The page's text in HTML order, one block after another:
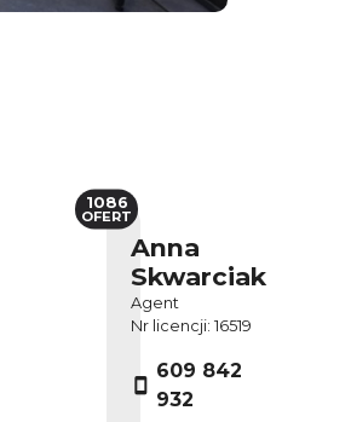
Anna
Skwarciak
Agent
Nr licencji: 16519
609 842
932
1086
OFERT